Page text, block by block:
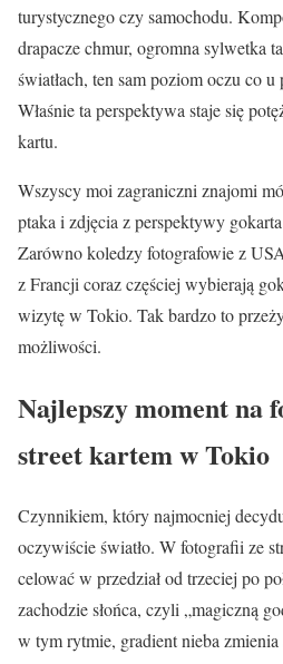
turystycznego czy samochodu.
drapacze chmur, ogromna sylwetka
światłach, ten sam poziom oczu co
Właśnie ta perspektywa staje się
kartu.
Wszyscy moi zagraniczni znajomi
ptaka i zdjęcia z perspektywy
Zarówno koledzy fotografowie z
z Francji coraz częściej wybierają
wizytę w Tokio. Tak bardzo to
możliwości.
Najlepszy moment na
street kartem w Tokio
Czynnikiem, który najmocniej
oczywiście światło. W fotografii ze
celować w przedział od trzeciej po
zachodzie słońca, czyli „magiczną
w tym rytmie, gradient nieba zmienia